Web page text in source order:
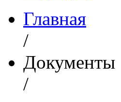
Главная
/
Документы
/